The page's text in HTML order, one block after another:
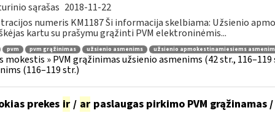
sąrašas 2018-11-22
numeris KM1187 Ši informacija skelbiama: Užsienio
kartu su prašymu grąžinti PVM elektroninėmis...
pvm pvm grąžinimas užsienio asmenims užsienio apmokestinamiesiems
mokestis » PVM grąžinimas užsienio asmenims (42 str.,
(116–119 str.)
prekes ir/ arpaslaugas pirkimo PVM grąžinamas